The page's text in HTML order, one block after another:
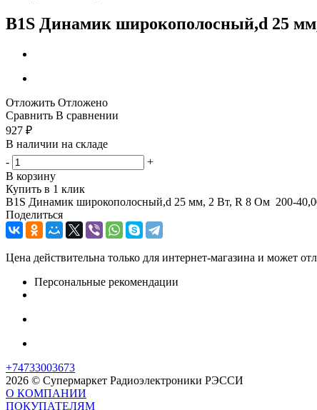
B1S Динамик широкополосный,d 25
Отложить Отложено
Сравнить В сравнении
927 ₽
В наличии на складе
-
+
В корзину
Купить в 1 клик
B1S Динамик широкополосный,d 25 мм, 2 Вт, R 8 Ом 200-
Поделиться
Цена действительна только для интернет-магазина и может
Персональные рекомендации
+74733003673
2026 © Супермаркет Радиоэлектроники РЭССИ
О КОМПАНИИ
ПОКУПАТЕЛЯМ